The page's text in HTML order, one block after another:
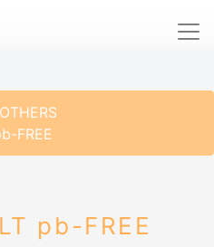
OTHERS
FREE
pb-FREE